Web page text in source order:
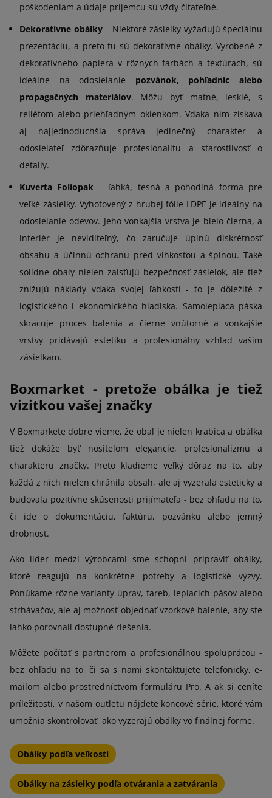
poškodeniam a údaje príjemcu sú vždy čitateľné.
Dekoratívne obálky– Niektoré zásielky vyžadujú špeciálnu
prezentáciu, a preto tu sú dekoratívne obálky. Vyrobené z
dekoratívneho papiera v rôznych farbách a textúrach, sú
ideálne na odosielanie pozvánok, pohľadníc alebo
propagačných materiálov. Môžu byť matné, lesklé, s
reliéfom alebo priehľadným okienkom. Vďaka nim získava
aj najjednoduchšia správa jedinečný charakter a
odosielateľ zdôrazňuje profesionalitu a starostlivosť o
detaily.
Kuverta Foliopak – ľahká, tesná a pohodlná forma pre
veľké zásielky. Vyhotovený z hrubej fólie LDPE je ideálny na
odosielanie odevov. Jeho vonkajšia vrstva je bielo-čierna, a
interiér je neviditeľný, čo zaručuje úplnú diskrétnosť
obsahu a účinnú ochranu pred vlhkosťou a špinou. Také
solídne obaly nielen zaisťujú bezpečnosť zásielok, ale tiež
znižujú náklady vďaka svojej ľahkosti - to je dôležité z
logistického i ekonomického hľadiska. Samolepiaca páska
skracuje proces balenia a čierne vnútorné a vonkajšie
vrstvy pridávajú estetiku a profesionálny vzhľad vašim
zásielkam.
Boxmarket - pretože obálka je tiež
vizitkou vašej značky
V Boxmarkete dobre vieme, že obal je nielen krabica a obálka
tiež dokáže byť nositeľom elegancie, profesionalizmu a
charakteru značky. Preto kladieme veľký dôraz na to, aby
každá z nich nielen chránila obsah, ale aj vyzerala esteticky a
budovala pozitívne skúsenosti prijímateľa - bez ohľadu na to,
či ide o dokumentáciu, faktúru, pozvánku alebo jemný
drobnosť.
Ako líder medzi výrobcami sme schopní pripraviť obálky,
ktoré reagujú na konkrétne potreby a logistické výzvy.
Ponúkame rôzne varianty úprav, fareb, lepiacich pásov alebo
strhávačov, ale aj možnosť objednať vzorkové balenie, aby ste
ľahko porovnali dostupné riešenia.
Môžete počítať s partnerom a profesionálnou spoluprácou -
bez ohľadu na to, či sa s nami skontaktujete telefonicky, e-
mailom alebo prostredníctvom formuláru Pro. A ak si ceníte
príležitosti, v našom outletu nájdete koncové série, ktoré vám
umožnia skontrolovať, ako vyzerajú obálky vo finálnej forme.
Obálky podľa veľkosti
Obálky na zásielky podľa otvárania a zatvárania